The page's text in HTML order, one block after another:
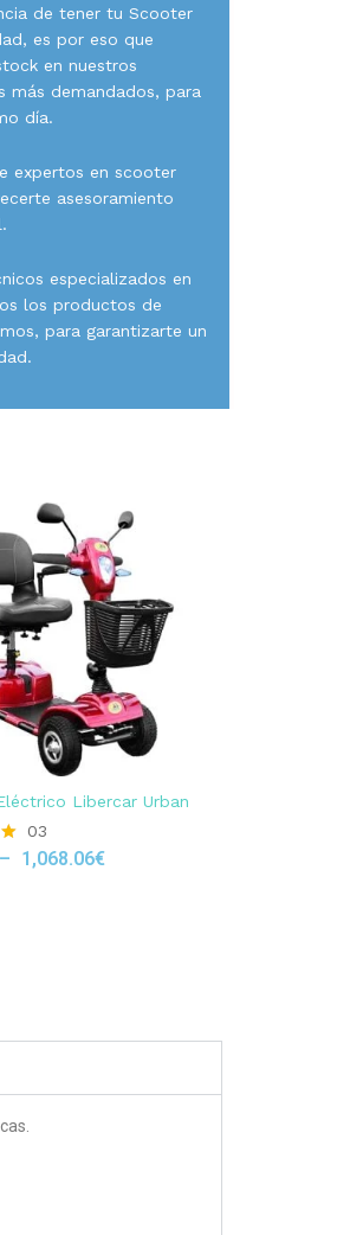
de tener tu Scooter
es por eso que
en nuestros
más demandados, para
día.
expertos en scooter
asesoramiento
especializados en
los productos de
para garantizarte un
Libercar Urban
03
1,068.06€